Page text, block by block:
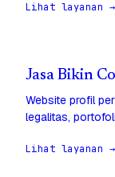
Lihat layanan →
Jasa Bikin
Website profil
legalitas,
Lihat layanan →